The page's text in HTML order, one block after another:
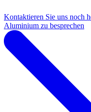
Kontaktieren Sie uns noch
Aluminium zu besprechen